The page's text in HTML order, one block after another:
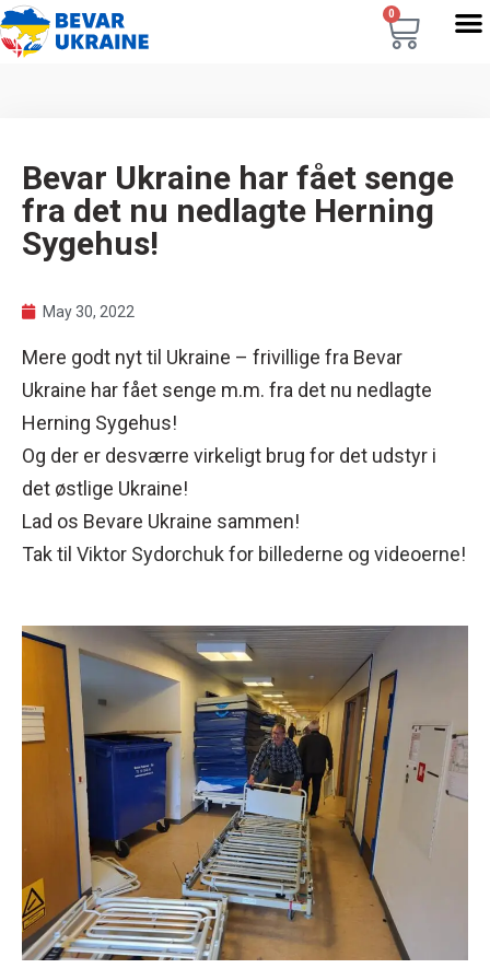
0
Bevar Ukraine har fået senge
fra det nu nedlagte Herning
Sygehus!
May 30, 2022
Mere godt nyt til Ukraine – frivillige fra Bevar
Ukraine har fået senge m.m. fra det nu nedlagte
Herning Sygehus!
Og der er desværre virkeligt brug for det udstyr i
det østlige Ukraine!
Lad os Bevare Ukraine sammen!
Tak til Viktor Sydorchuk for billederne og videoerne!